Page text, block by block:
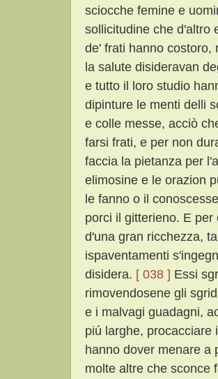
sciocche femine e
sollicitudine che d'altro
de' frati hanno
la salute disideravan
e tutto il loro studio
dipinture le menti delli
e colle messe, acciò
farsi frati, e per non
faccia la pietanza per
elimosine e le orazion
le fanno o il
porci il gitterieno. E
d'una gran ricchezza,
ispaventamenti
disidera. [ 038 ] Essi
rimovendosene gli
e i malvagi guadagni,
piú larghe, procacciare
hanno dover menare
molte altre che sconce